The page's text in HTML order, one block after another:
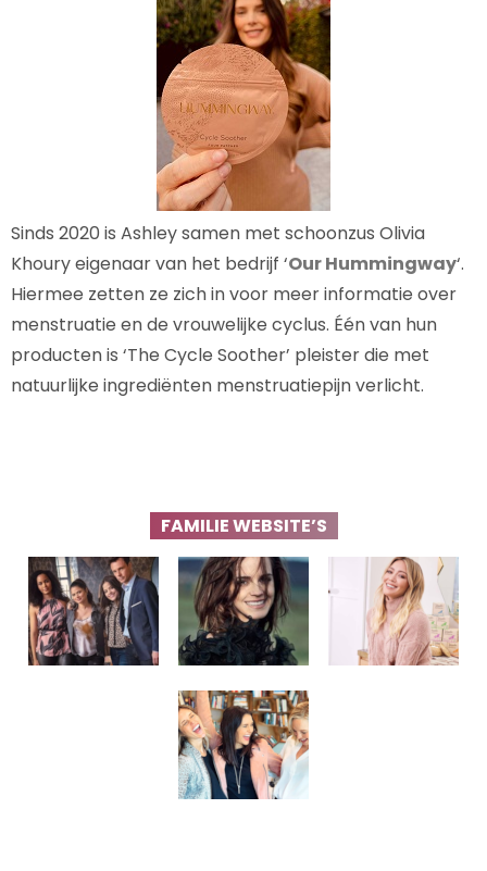
Sinds 2020 is Ashley samen met schoonzus Olivia
Khoury eigenaar van het bedrijf ‘Our Hummingway‘.
Hiermee zetten ze zich in voor meer informatie over
menstruatie en de vrouwelijke cyclus. Één van hun
producten is ‘The Cycle Soother’ pleister die met
natuurlijke ingrediënten menstruatiepijn verlicht.
FAMILIE WEBSITE’S